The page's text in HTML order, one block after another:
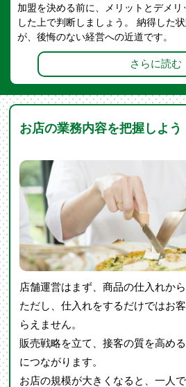
加盟を決める前に、メリットとデメ
した上で判断しましょう。 納得した
が、後悔のない経営への近道です。
さらに読む
お店の業務内容を把握しよう
店舗運営はまず、商品の仕入れか
ただし、仕入れをするだけではお
らえません。
販売戦略を立て、接客の質を高め
につながります。
お店の規模が大きくなると、一人